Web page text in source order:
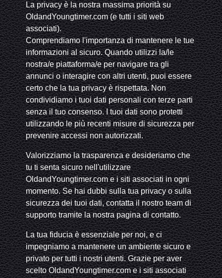
La privacy è la nostra massima priorità su
OldandYoungtimer.com (e tutti i siti web
associati).
Comprendiamo l'importanza di mantenere le tue
informazioni al sicuro. Quando utilizzi la/le
nostra/e piattaforma/e per navigare tra gli
annunci o interagire con altri utenti, puoi essere
certo che la tua privacy è rispettata. Non
condividiamo i tuoi dati personali con terze parti
senza il tuo consenso. I tuoi dati sono protetti
utilizzando le più recenti misure di sicurezza per
prevenire accessi non autorizzati.
Valorizziamo la trasparenza e desideriamo che
tu ti senta sicuro nell'utilizzare
OldandYoungtimer.com e i siti associati in ogni
momento. Se hai dubbi sulla tua privacy o sulla
sicurezza dei tuoi dati, contatta il nostro team di
supporto tramite la nostra pagina di contatto.
La tua fiducia è essenziale per noi, e ci
impegniamo a mantenere un ambiente sicuro e
privato per tutti i nostri utenti. Grazie per aver
scelto OldandYoungtimer.com e i siti associati